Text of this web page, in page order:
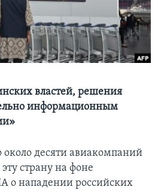
властей, решения
информационным
около десяти авиакомпаний
страну на фоне
о нападении российских